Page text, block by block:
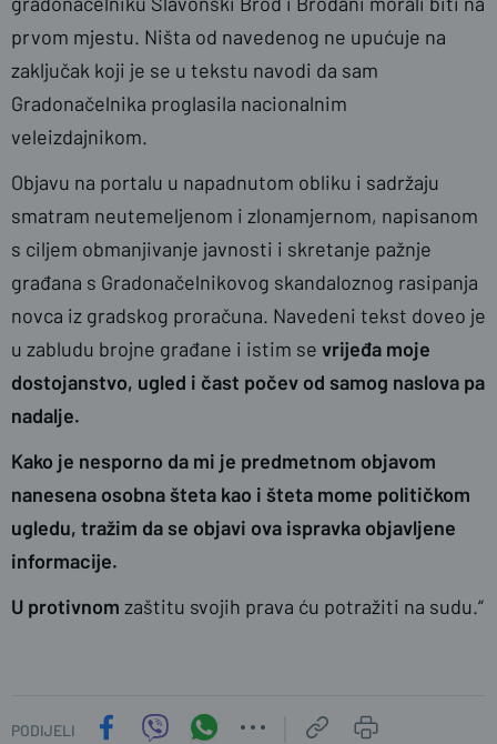
prvom mjestu. Ništa od navedenog ne upućuje na
zaključak koji je se u tekstu navodi da sam
Gradonačelnika proglasila nacionalnim
veleizdajnikom.
Objavu na portalu u napadnutom obliku i sadržaju
smatram neutemeljenom i zlonamjernom, napisanom
s ciljem obmanjivanje javnosti i skretanje pažnje
građana s Gradonačelnikovog skandaloznog rasipanja
novca iz gradskog proračuna. Navedeni tekst doveo je
u zabludu brojne građane i istim se vrijeđa moje
dostojanstvo, ugled i čast počev od samog naslova pa
nadalje.
Kako je nesporno da mi je predmetnom objavom
nanesena osobna šteta kao i šteta mome političkom
ugledu, tražim da se objavi ova ispravka objavljene
informacije.
U protivnom zaštitu svojih prava ću potražiti na sudu.“
PODIJELI